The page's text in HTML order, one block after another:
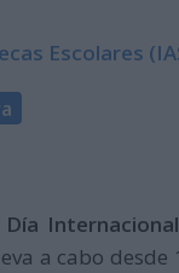
Escolares
a cabo desde